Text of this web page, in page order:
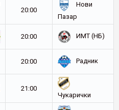
20:00
Нови
Пазар
20:00 ИМТ (НБ)
20:00 Радник
21:00
Чукарички